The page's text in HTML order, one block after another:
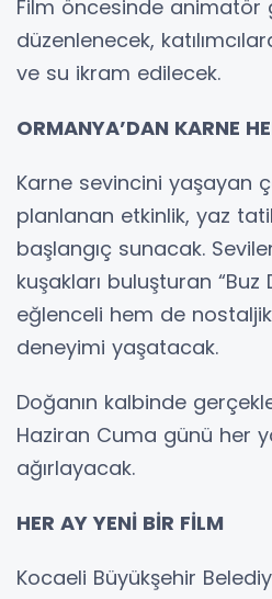
Film öncesinde animatör
düzenlenecek,
ve su ikram edilecek.
ORMANYA’DAN KARNE
Karne sevincini yaşayan
planlanan etkinlik, yaz
başlangıç sunacak.
kuşakları buluşturan “Buz
eğlenceli hem de
deneyimi yaşatacak.
Doğanın kalbinde
Haziran Cuma günü her
ağırlayacak.
HER AY YENİ BİR FİLM
Kocaeli Büyükşehir